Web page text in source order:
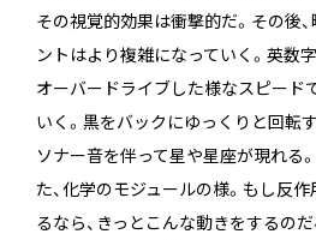
その視覚的効果は衝撃的だ。その後
ントはより複雑になっていく。英数
オーバードライブした様なスピード
いく。黒をバックにゆっくりと回転
ソナー音を伴って星や星座が現れる
た、化学のモジュールの様。もし反
るなら、きっとこんな動きをするの